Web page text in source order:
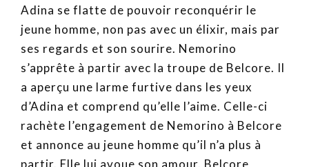
Adina se flatte de pouvoir reconquérir le
jeune homme, non pas avec un élixir, mais par
ses regards et son sourire. Nemorino
s’apprête à partir avec la troupe de Belcore. Il
a aperçu une larme furtive dans les yeux
d’Adina et comprend qu’elle l’aime. Celle-ci
rachète l’engagement de Nemorino à Belcore
et annonce au jeune homme qu’il n’a plus à
partir. Elle lui avoue son amour. Belcore